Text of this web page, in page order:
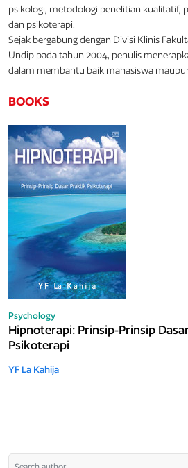
psikologi, metodologi penelitian kualitatif,
dan psikoterapi.
Sejak bergabung dengan Divisi Klinis
Undip pada tahun 2004, penulis
dalam membantu baik mahasiswa
BOOKS
Psychology
Hipnoterapi: Prinsip-Prinsip
Psikoterapi
YF La Kahija